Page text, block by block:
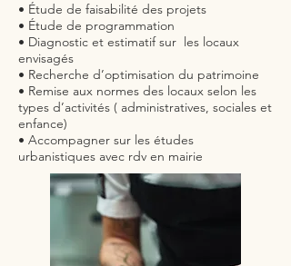
• Étude de faisabilité des projets
• Étude de programmation
• Diagnostic et estimatif sur les locaux
envisagés
• Recherche d’optimisation du patrimoine
• Remise aux normes des locaux selon les
types d’activités ( administratives, sociales et
enfance)
• Accompagner sur les études
urbanistiques avec rdv en mairie